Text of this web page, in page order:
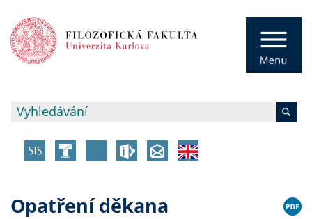
Opatření děkana